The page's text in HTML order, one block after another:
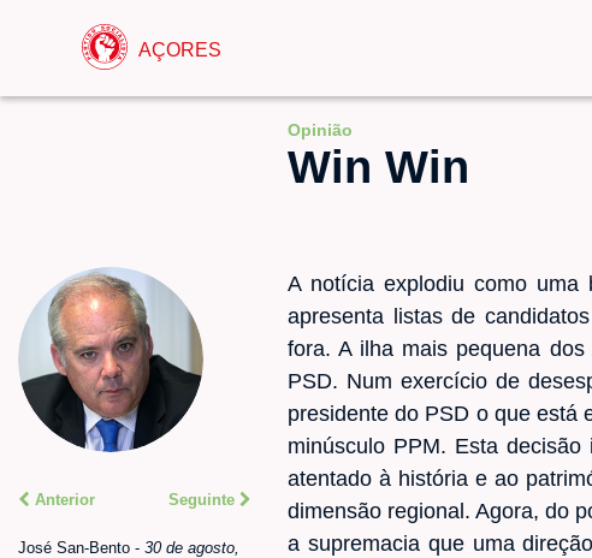
AÇORES
Opinião
Win Win
Anterior Seguinte
José San-Bento - 30 de agosto,
A notícia explodiu como
apresenta listas de
fora. A ilha mais pequena
PSD. Num exercício de
presidente do PSD o que está
minúsculo PPM. Esta
atentado à história e ao
dimensão regional. Agora, do
a supremacia que uma